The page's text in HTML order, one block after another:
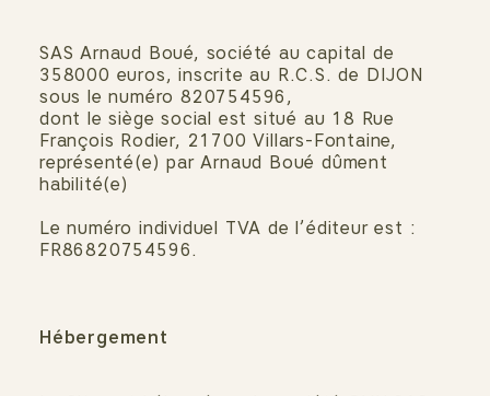
SAS Arnaud Boué, société au capital de
358000 euros, inscrite au R.C.S. de DIJON
sous le numéro 820754596,
dont le siège social est situé au 18 Rue
François Rodier, 21700 Villars-Fontaine,
représenté(e) par Arnaud Boué dûment
habilité(e)
Le numéro individuel TVA de l’éditeur est :
FR86820754596.
Hébergement